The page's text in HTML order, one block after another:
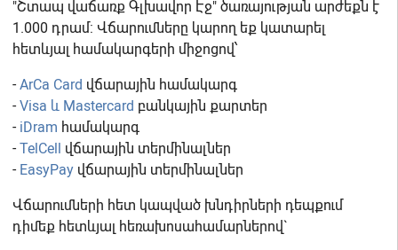
"Շտապ վաճառք Գլխավոր Էջ" ծառայության արժեքն է
1.000 դրամ: Վճարումները կարող եք կատարել
հետևյալ համակարգերի միջոցով՝
-ArCa Card վճարային համակարգ
-Visa և Mastercard բանկային քարտեր
- iDram համակարգ
-TelCell վճարային տերմինալներ
- EasyPay վճարային տերմինալներ
Վճարումների հետ կապված խնդիրների դեպքում
դիմեք հետևյալ հեռախոսահամարներով`